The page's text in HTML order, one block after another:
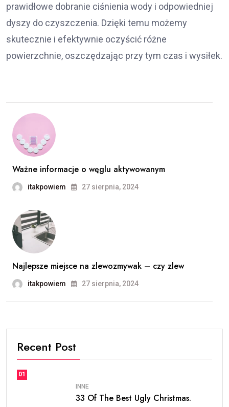
prawidłowe dobranie ciśnienia wody i odpowiedniej
dyszy do czyszczenia. Dzięki temu możemy
skutecznie i efektywnie oczyścić różne
powierzchnie, oszczędzając przy tym czas i wysiłek.
Ważne informacje o węglu aktywowanym
itakpowiem 27 sierpnia, 2024
Najlepsze miejsce na zlewozmywak – czy zlew
itakpowiem 27 sierpnia, 2024
Recent Post
01
INNE
33 Of The Best Ugly Christmas.